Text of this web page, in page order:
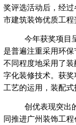
奖评选活动后，经
市建筑装饰优质工
今年获奖项目
是普遍注重采用环
不同程度地采用了
字化装修技术。获
工艺的运用，装配
创优表现突出
同推进广州装饰工